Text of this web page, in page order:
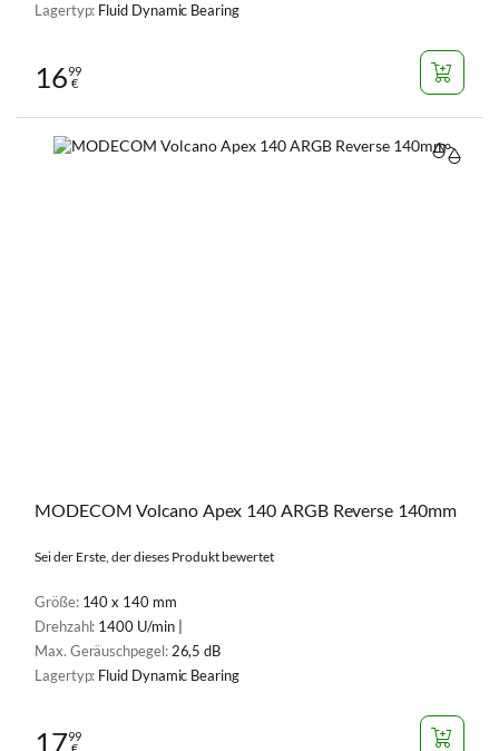
Lagertyp: Fluid Dynamic Bearing
1699
€
MODECOM Volcano Apex 140 ARGB Reverse 140mm
Sei der Erste, der dieses Produkt bewertet
Größe: 140 x 140 mm
Drehzahl: 1400 U/min |
Max. Geräuschpegel: 26,5 dB
Lagertyp: Fluid Dynamic Bearing
1799
€